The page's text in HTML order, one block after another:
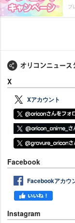
プ
X
Xアカウント
Facebook
Facebookアカウ
Instagram